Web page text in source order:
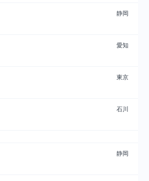
静岡
愛知
東京
石川
静岡